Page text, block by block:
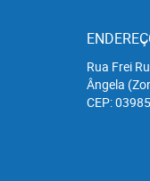
Rua Frei
Ângela
CEP: